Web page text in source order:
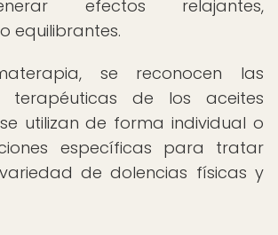
efectos relajantes,
equilibrantes.
se reconocen las
terapéuticas de los aceites
utilizan de forma individual o
específicas para tratar
de dolencias físicas y